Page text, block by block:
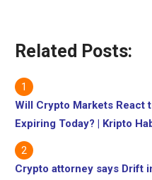
Related Posts:
Will Crypto Markets React
Expiring Today? | Kripto
Crypto attorney says Drift